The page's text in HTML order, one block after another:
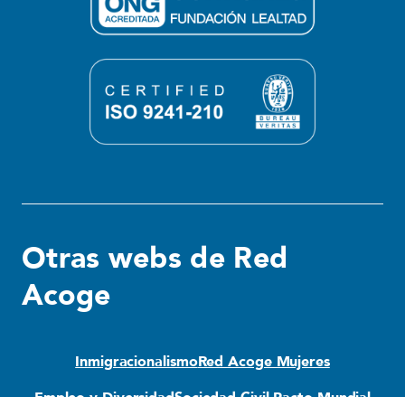
Otras webs de Red
Acoge
InmigracionalismoRed Acoge Mujeres